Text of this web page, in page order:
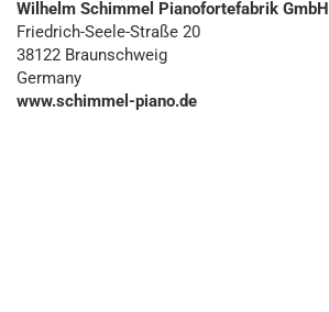
Wilhelm Schimmel Pianofortefabrik GmbH
Friedrich-Seele-Straße 20
38122 Braunschweig
Germany
www.schimmel-piano.de